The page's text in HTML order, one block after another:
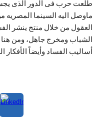
طلعت حرب فى الدور الذى
ماوصل اليه السينما المصريه
العقول من خلال منتج ينشر
الشباب ومخرج جاهل، ومن هنا
أساليب الفساد وأيضاً الأفكار